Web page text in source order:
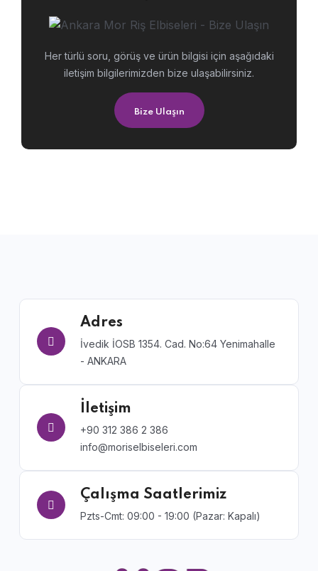
Her türlü soru, görüş ve ürün bilgisi için aşağıdaki
iletişim bilgilerimizden bize ulaşabilirsiniz.
Bize Ulaşın
Adres
İvedik İOSB 1354. Cad. No:64 Yenimahalle
- ANKARA
İletişim
+90 312 386 2 386
info@moriselbiseleri.com
Çalışma Saatlerimiz
Pzts-Cmt: 09:00 - 19:00 (Pazar: Kapalı)